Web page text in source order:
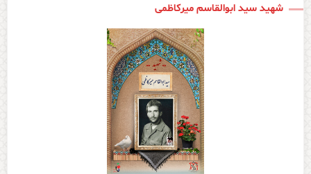
شهید سید ابوالقاسم میرکاظمی